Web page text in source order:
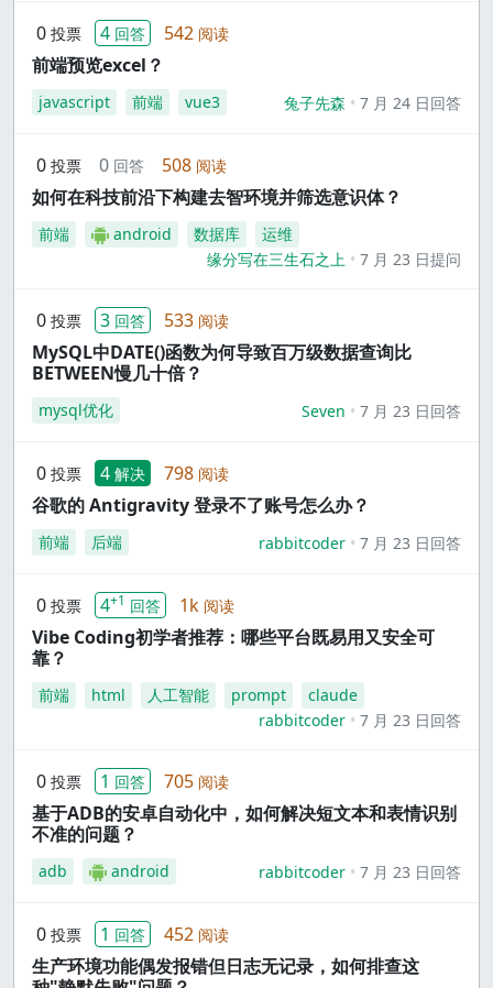
0 投票 4 回答 542 阅读
前端预览excel？
javascript 前端 vue3 兔子先森 7 月 24 日回答
0 投票 0 回答 508 阅读
如何在科技前沿下构建去智环境并筛选意识体？
前端 android 数据库
运维
缘分写在三生石之上
7 月 23 日提问
0 投票 3 回答 533 阅读
MySQL中DATE()函数为何导致百万级数据查询比
BETWEEN慢几十倍？
mysql优化 Seven 7 月 23 日回答
0 投票 4 解决 798 阅读
谷歌的 Antigravity 登录不了账号怎么办？
前端 后端 rabbitcoder 7 月 23 日回答
0 投票 4+1 回答 1k 阅读
Vibe Coding初学者推荐：哪些平台既易用又安全可
靠？
前端 html 人工智能 prompt
claude
rabbitcoder
7 月 23 日回答
0 投票 1 回答 705 阅读
基于ADB的安卓自动化中，如何解决短文本和表情识别
不准的问题？
adb android rabbitcoder 7 月 23 日回答
0 投票 1 回答 452 阅读
生产环境功能偶发报错但日志无记录，如何排查这